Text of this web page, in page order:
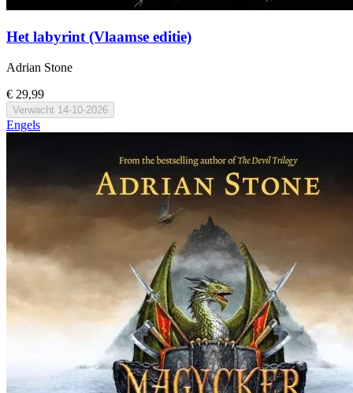
Het labyrint (Vlaamse editie)
Adrian Stone
€ 29,99
Verwacht 14-10-2026
Engels